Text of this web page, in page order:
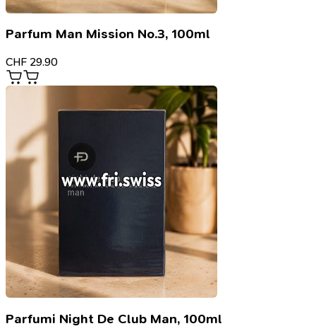
Parfum Man Mission No.3, 100ml
CHF 29.90
Parfumi Night De Club Man, 100ml